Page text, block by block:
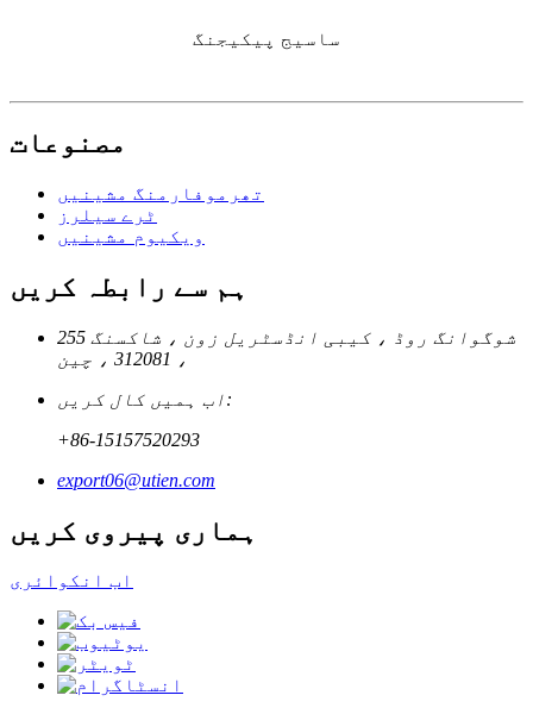
ساسیج پیکیجنگ
مصنوعات
تھرموفارمنگ مشینیں
ٹرے سیلرز
ویکیوم مشینیں
ہم سے رابطہ کریں
255 شوگوانگ روڈ ، کیبی انڈسٹریل زون ، شاکسنگ
، 312081 ، چین
اب ہمیں کال کریں:
+86-15157520293
export06@utien.com
ہماری پیروی کریں
اب انکوائری